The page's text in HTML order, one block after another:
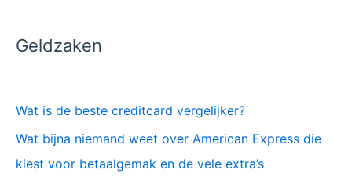
Geldzaken
Wat is de beste creditcard vergelijker?
Wat bijna niemand weet over American Express die
kiest voor betaalgemak en de vele extra’s